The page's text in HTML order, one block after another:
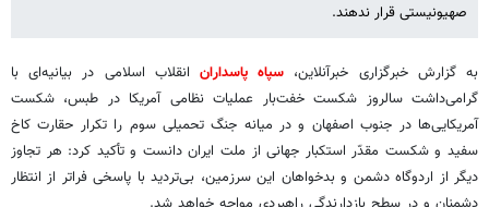
صهیونیستی قرار ندهند.
به گزارش خبرگزاری خبرآنلاین، سپاه پاسداران انقلاب اسلامی در بیانیه‌ای با
گرامی‌داشت سالروز شکست خفت‌بار عملیات نظامی آمریکا در طبس، شکست
آمریکایی‌ها در جنوب اصفهان و در میانه جنگ تحمیلی سوم را تکرار حقارت کاخ
سفید و شکست مقدّر استکبار جهانی از ملت ایران دانست و تأکید کرد: هر تجاوز
دیگر از اردوگاه دشمن و بدخواهان این سرزمین، بی‌تردید با پاسخی فراتر از انتظار